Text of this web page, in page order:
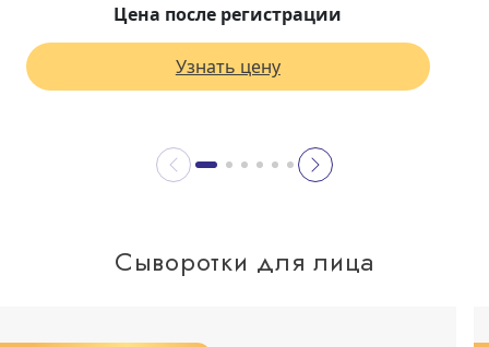
Цена после регистрации
Узнать цену
Сыворотки для лица